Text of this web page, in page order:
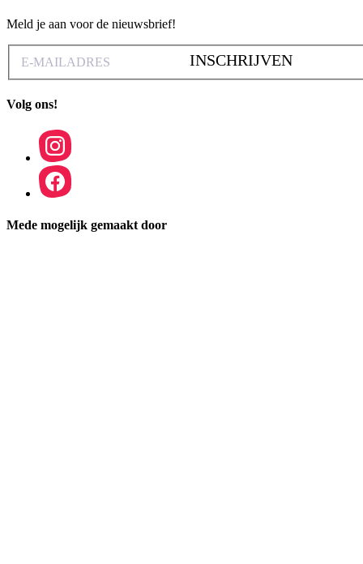
Meld je aan voor de nieuwsbrief!
INSCHRIJVEN
Volg ons!
Mede mogelijk gemaakt door